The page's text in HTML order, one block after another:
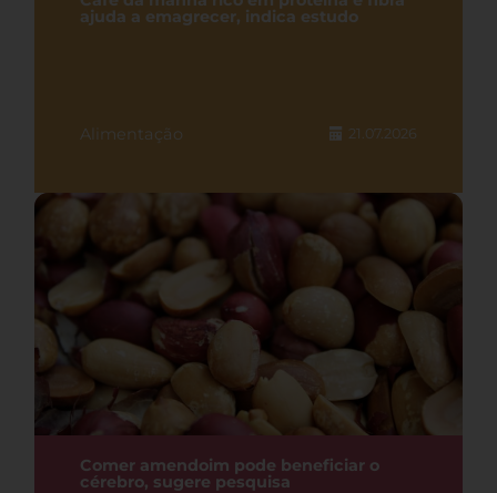
ajuda a emagrecer, indica estudo
Alimentação 21.07.2026
Comer amendoim pode beneficiar o
cérebro, sugere pesquisa